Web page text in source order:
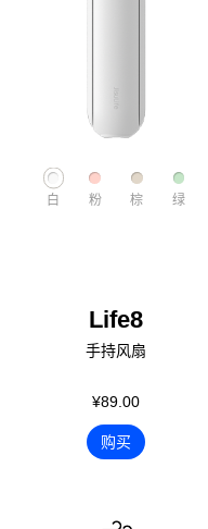
白 粉 棕 绿
Life8
手持风扇
¥89.00
购买